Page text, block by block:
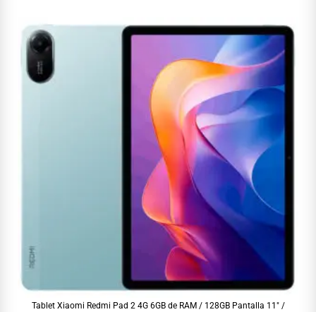
Tablet Xiaomi Redmi Pad 2 4G 6GB de RAM / 128GB Pantalla 11″ /